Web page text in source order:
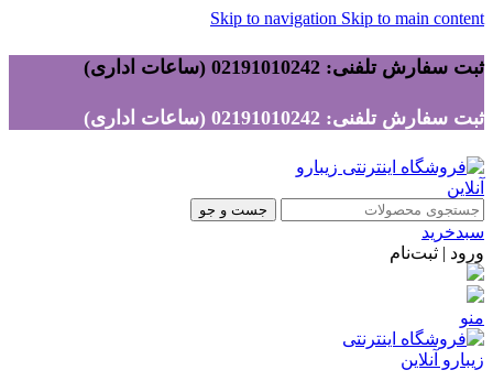
Skip to navigation Skip to main content
ثبت سفارش تلفنی: 02191010242 (ساعات اداری)
ثبت سفارش تلفنی: 02191010242 (ساعات اداری)
جست و جو
سبدخرید
ورود | ثبت‌نام
منو